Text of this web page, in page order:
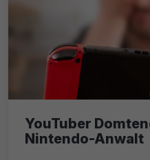
YouTuber
Nintendo-Anwalt